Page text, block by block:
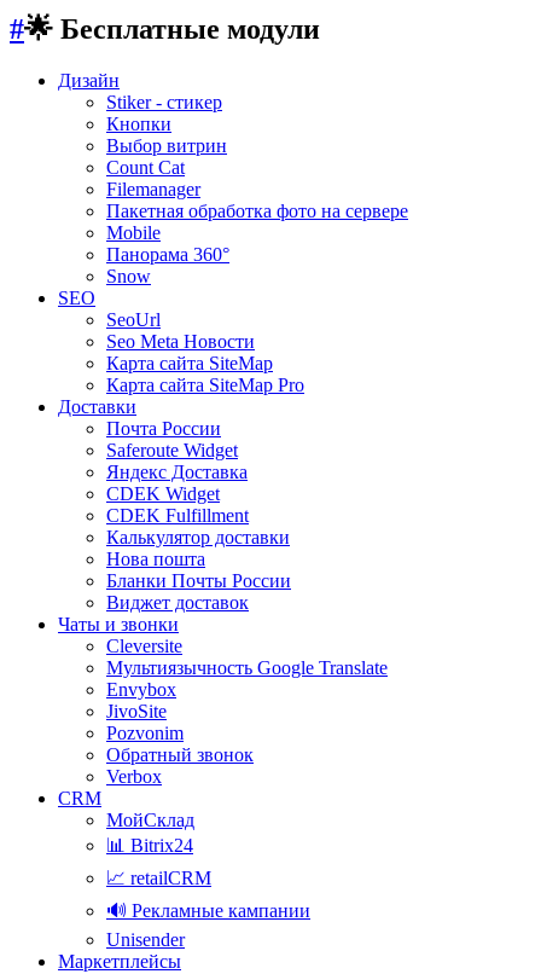
#🌟 Бесплатные модули
Дизайн
Stiker - стикер
Кнопки
Выбор витрин
Count Cat
Filemanager
Пакетная обработка фото на сервере
Mobile
Панорама 360°
Snow
SEO
SeoUrl
Seo Meta Новости
Карта сайта SiteMap
Карта сайта SiteMap Pro
Доставки
Почта России
Saferoute Widget
Яндекс Доставка
CDEK Widget
CDEK Fulfillment
Калькулятор доставки
Нова пошта
Бланки Почты России
Виджет доставок
Чаты и звонки
Cleversite
Мультиязычность Google Translate
Envybox
JivoSite
Pozvonim
Обратный звонок
Verbox
CRM
МойСклад
📊 Bitrix24
📈 retailCRM
🔊 Рекламные кампании
Unisender
Маркетплейсы